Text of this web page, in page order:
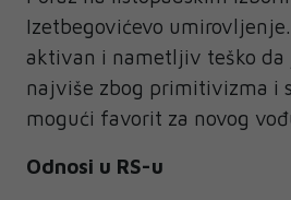
Izetbegovićevo
aktivan i nametljiv teško da
najviše zbog primitivizma i
mogući favorit za novog
Odnosi u RS-u